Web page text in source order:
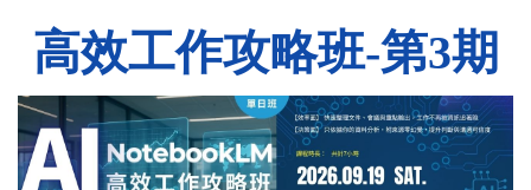
高效工作攻略班-第3期